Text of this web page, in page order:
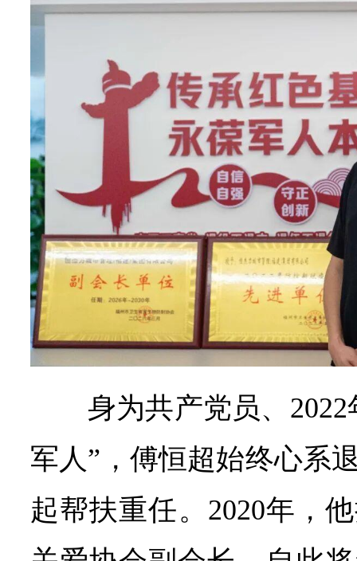
身为共产党员、
军人”，傅恒超始终心系
起帮扶重任。2020年，